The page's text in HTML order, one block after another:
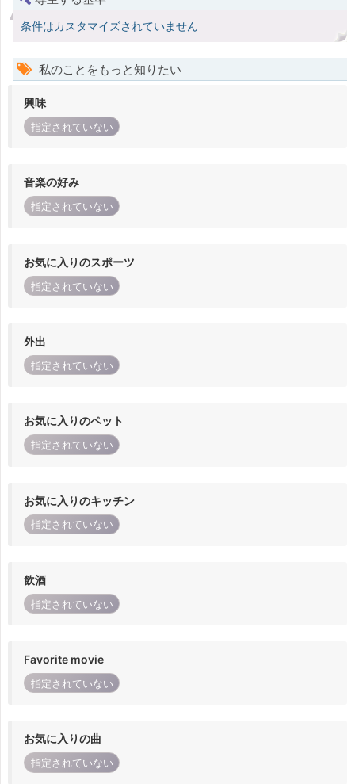
条件はカスタマイズされていません
私のことをもっと知りたい
興味
指定されていない
音楽の好み
指定されていない
お気に入りのスポーツ
指定されていない
外出
指定されていない
お気に入りのペット
指定されていない
お気に入りのキッチン
指定されていない
飲酒
指定されていない
Favorite movie
指定されていない
お気に入りの曲
指定されていない